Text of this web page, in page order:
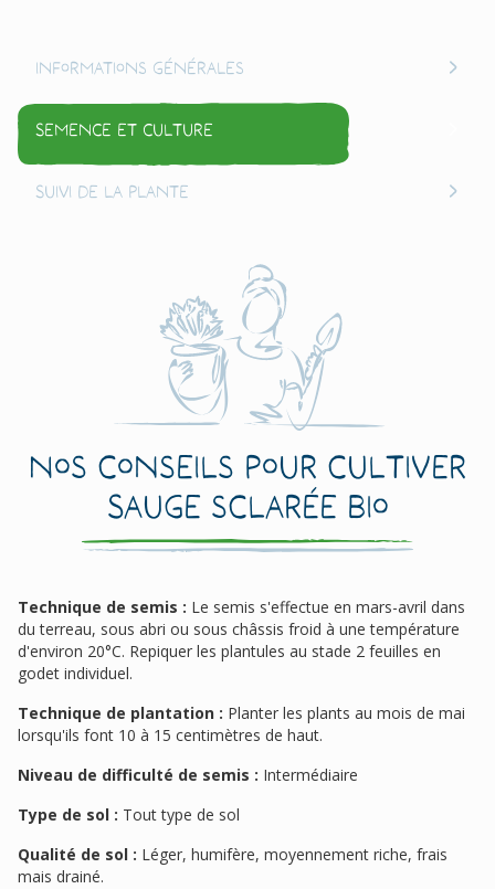
Informations générales
Semence et culture
Suivi de la plante
Nos conseils pour cultiver
Sauge sclarée Bio
Technique de semis : Le semis s'effectue en mars-avril dans
du terreau, sous abri ou sous châssis froid à une température
d'environ 20°C. Repiquer les plantules au stade 2 feuilles en
godet individuel.
Technique de plantation : Planter les plants au mois de mai
lorsqu'ils font 10 à 15 centimètres de haut.
Niveau de difficulté de semis : Intermédiaire
Type de sol : Tout type de sol
Qualité de sol : Léger, humifère, moyennement riche, frais
mais drainé.